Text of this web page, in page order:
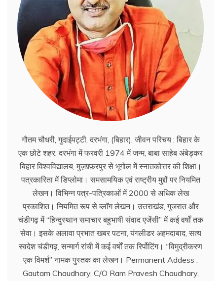
गौतम चौधरी, गुदाईपट्टी, दरभंगा, (बिहार). जीवन परिचय : बिहार के
एक छोटे शहर, दरभंगा में फरवरी 1974 में जन्म, बाबा साहेब अंबेड्कर
बिहार विश्वविद्यालय, मुज़फ़्फ़रपुर से भूगोल में स्नातकोत्तर की शिक्षा।
पत्रकारिता में डिप्लोमा। समसामयिक एवं राष्ट्रीय मुद्दों पर नियमित
लेखन। विभिन्न पत्र-पत्रिकाओं में 2000 से अधिक लेख
प्रकाशित। नियमित रूप से ब्लाॅग लेखन। उत्तराखंड, गुजरात और
चंडीगढ़ में ‘‘हिन्दुस्थान समाचार बहुभाषी संवाद एजेंसी’’ में कई वर्षों तक
सेवा। इसके अलावा प्रभात खबर पटना, यंगलीडर अहमदाबाद, सत्य
स्वदेश चंडीगढ़, सन्मार्ग रांची में कई वर्षों तक रिर्पोटिंग। ‘‘विमुद्रीकरण
एक विमर्श’’ नामक पुस्तक का लेखन। Permanent Addess :
Gautam Chaudhary, C/O Ram Pravesh Chaudhary,